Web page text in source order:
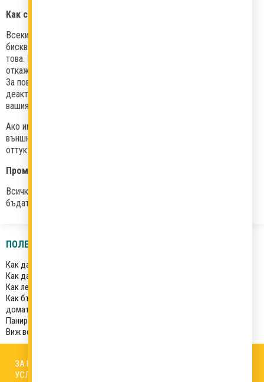
Как се изтриват бисквитки?
Всеки потребител знае кога и дали браузърът получава
бисквитки, тъй като той ви уведомява при първо посещение за
това. По този начин имате възможност да приемете или да
откажете дадена бисквитка.
За повече информация как можете да блокирате, изтриете или
деактивирате бисквитки, моля, прегледайте настройките на
вашия браузъра или устройство.
Ако имате притеснения относно бисквитки от доставчици на
външни услуги, свързани с реклама, можете да ги изключите
оттук: http://www.youronlinechoices.com/bg/
Промени в нашата политика за бисквитките
Всички бъдещи промени в нашата Политика за бисквитките ще
бъдат публикувани на тази страница.
ПОЛЕЗНИ ТРИКОВЕ
Как да проверим достатъчно узряло ли е авокадото ни?
Как да мием плодове и зеленчуци?
Как лесно да отделим жълтъците от белтъците?
Как бързо да нарежем малки плодове и зеленчуци (като чери
домати и череши)?
Паниране на кашкавал с бира, белтъци и галета
Виж всички трикове
ЗА НАС
УСЛОВИЯ ЗА ПОЛЗВАНЕ